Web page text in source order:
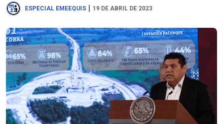
ESPECIAL EMEEQUIS | 19 DE ABRIL DE 2023